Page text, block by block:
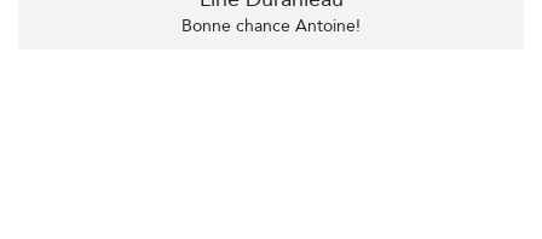
Bonne chance Antoine!